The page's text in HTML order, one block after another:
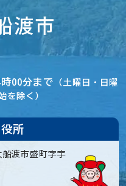
00分まで
（土曜日・日曜
を除く）
所
渡市盛町字宇